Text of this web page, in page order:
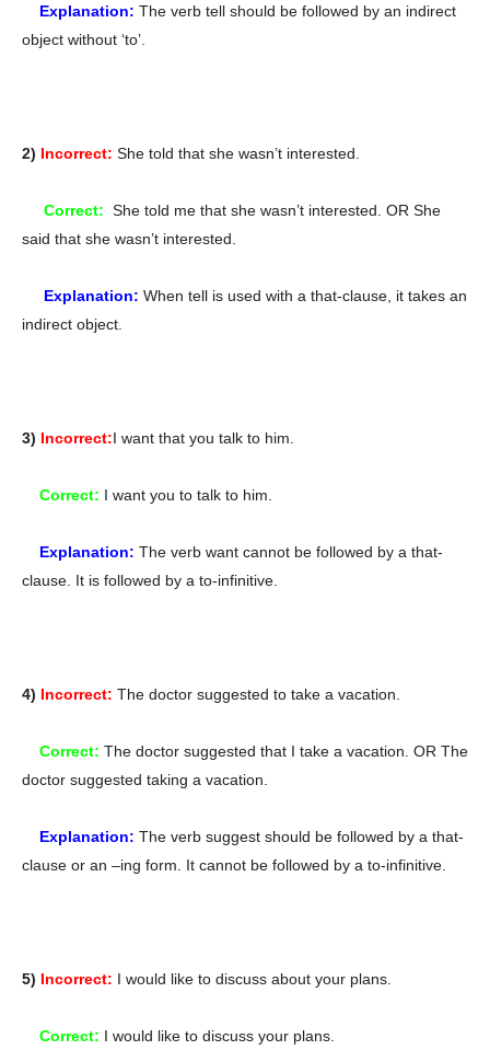
Explanation: The verb tell should be followed by an indirect
object without ‘to’.
2) Incorrect: She told that she wasn’t interested.
Correct: She told me that she wasn’t interested. OR She
said that she wasn’t interested.
Explanation: When tell is used with a that-clause, it takes an
indirect object.
3) Incorrect:I want that you talk to him.
Correct: I want you to talk to him.
Explanation: The verb want cannot be followed by a that-
clause. It is followed by a to-infinitive.
4) Incorrect: The doctor suggested to take a vacation.
Correct: The doctor suggested that I take a vacation. OR The
doctor suggested taking a vacation.
Explanation: The verb suggest should be followed by a that-
clause or an –ing form. It cannot be followed by a to-infinitive.
5) Incorrect: I would like to discuss about your plans.
Correct: I would like to discuss your plans.